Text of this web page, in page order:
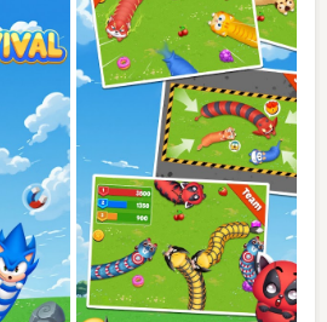
Crazy Speed, Survival,
Each mode offers a unique
your survival skills and
snake champion? Download
now and start slithering